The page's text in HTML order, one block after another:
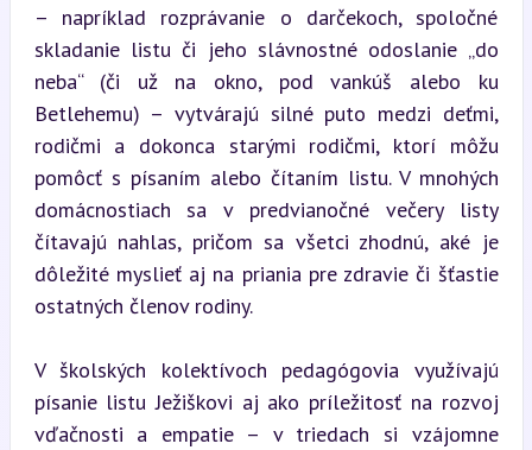
– napríklad rozprávanie o darčekoch, spoločné
skladanie listu či jeho slávnostné odoslanie „do
neba“ (či už na okno, pod vankúš alebo ku
Betlehemu) – vytvárajú silné puto medzi deťmi,
rodičmi a dokonca starými rodičmi, ktorí môžu
pomôcť s písaním alebo čítaním listu. V mnohých
domácnostiach sa v predvianočné večery listy
čítavajú nahlas, pričom sa všetci zhodnú, aké je
dôležité myslieť aj na priania pre zdravie či šťastie
ostatných členov rodiny.
V školských kolektívoch pedagógovia využívajú
písanie listu Ježiškovi aj ako príležitosť na rozvoj
vďačnosti a empatie – v triedach si vzájomne